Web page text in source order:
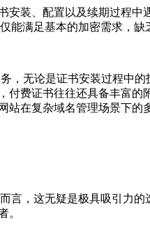
装、配置以及续期过程
满足基本的加密需求，缺
，无论是证书安装过程中
费证书往往还具备丰富
在复杂域名管理场景下的
言，这无疑是极具吸引力
。